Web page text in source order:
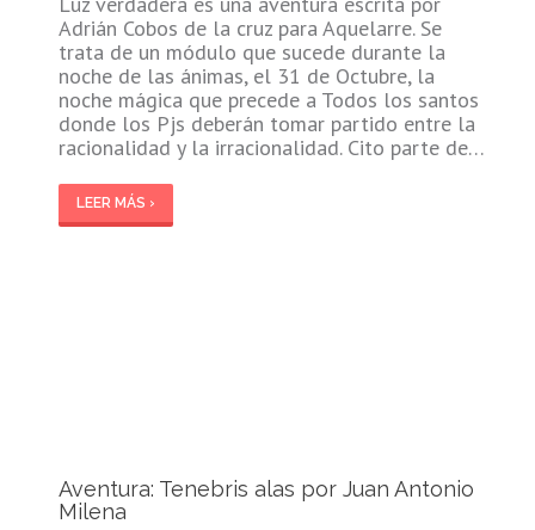
Adrián Cobos de la cruz para Aquelarre. Se
trata de un módulo que sucede durante la
noche de las ánimas, el 31 de Octubre, la
noche mágica que precede a Todos los santos
donde los Pjs deberán tomar partido entre la
racionalidad y la irracionalidad. Cito parte de…
LEER MÁS ›
Aventura: Tenebris alas por Juan Antonio
Milena